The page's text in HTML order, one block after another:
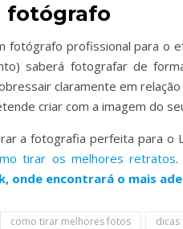
fotógrafo
fotógrafo profissional para o
saberá fotografar de
claramente em
criar com a imagem do
a fotografia perfeita para o
tirar os melhores retratos.
onde encontrará o mais
como tirar melhores fotos